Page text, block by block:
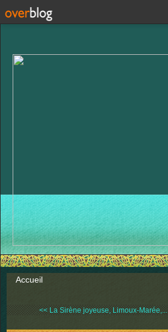
Accueil
<< La Sirène joyeuse, Limoux-Marée,...